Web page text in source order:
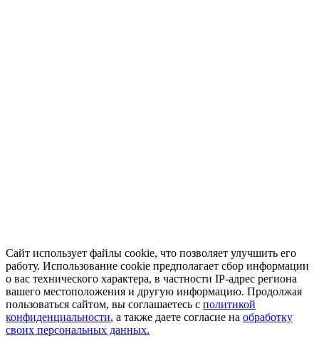
Сайт использует файлы cookie, что позволяет улучшить его
работу. Использование cookie предполагает сбор информации
о вас технического характера, в частности IP-адрес региона
вашего местоположения и другую информацию. Продолжая
пользоваться сайтом, вы соглашаетесь с политикой
конфиденциальности, а также даете согласие на обработку
своих персональных данных.